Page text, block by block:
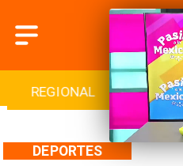
INTERNACIONAL
DEPORTES